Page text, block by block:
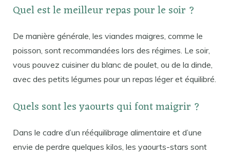
Quel est le meilleur repas pour le soir ?
De manière générale, les viandes maigres, comme le
poisson, sont recommandées lors des régimes. Le soir,
vous pouvez cuisiner du blanc de poulet, ou de la dinde,
avec des petits légumes pour un repas léger et équilibré.
Quels sont les yaourts qui font maigrir ?
Dans le cadre d’un rééquilibrage alimentaire et d’une
envie de perdre quelques kilos, les yaourts-stars sont